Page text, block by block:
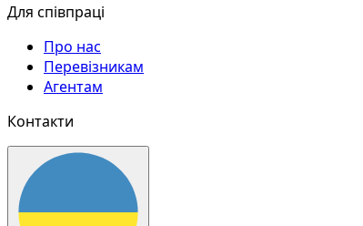
Для співпраці
Про нас
Перевізникам
Агентам
Контакти